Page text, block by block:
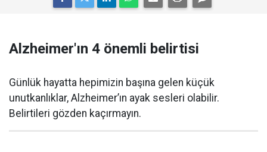
Alzheimer'ın 4 önemli belirtisi
Günlük hayatta hepimizin başına gelen küçük
unutkanlıklar, Alzheimer’ın ayak sesleri olabilir.
Belirtileri gözden kaçırmayın.